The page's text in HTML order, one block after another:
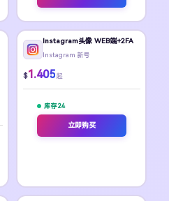
Instagram头像 WEB端+2FA
Instagram 新号
$1.405 起
库存 24
立即购买